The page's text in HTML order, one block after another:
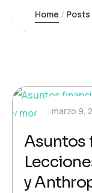
Home
marzo 9,
Asuntos
y